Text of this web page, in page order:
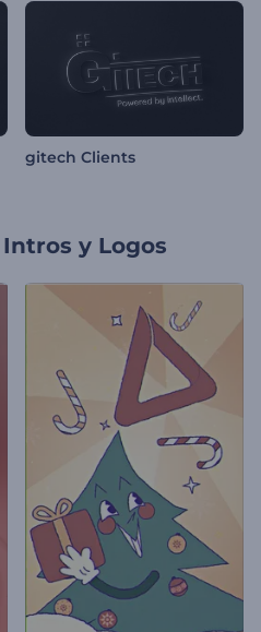
gitech Clients
Intros y Logos